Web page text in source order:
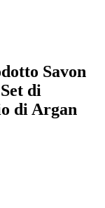
Savon
di
di Argan